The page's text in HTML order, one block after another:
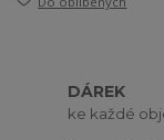
DÁREK
ke každé